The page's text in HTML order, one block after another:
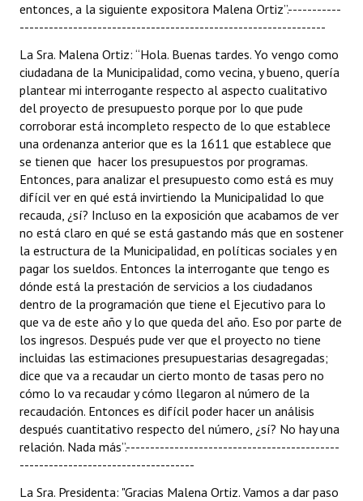
entonces, a la siguiente expositora Malena Ortiz”.-----------
---------------------------------------------------------------
La Sra. Malena Ortiz: “Hola. Buenas tardes. Yo vengo como
ciudadana de la Municipalidad, como vecina, y bueno, quería
plantear mi interrogante respecto al aspecto cualitativo
del proyecto de presupuesto porque por lo que pude
corroborar está incompleto respecto de lo que establece
una ordenanza anterior que es la 1611 que establece que
se tienen que hacer los presupuestos por programas.
Entonces, para analizar el presupuesto como está es muy
difícil ver en qué está invirtiendo la Municipalidad lo que
recauda, ¿sí? Incluso en la exposición que acabamos de ver
no está claro en qué se está gastando más que en sostener
la estructura de la Municipalidad, en políticas sociales y en
pagar los sueldos. Entonces la interrogante que tengo es
dónde está la prestación de servicios a los ciudadanos
dentro de la programación que tiene el Ejecutivo para lo
que va de este año y lo que queda del año. Eso por parte de
los ingresos. Después pude ver que el proyecto no tiene
incluidas las estimaciones presupuestarias desagregadas;
dice que va a recaudar un cierto monto de tasas pero no
cómo lo va recaudar y cómo llegaron al número de la
recaudación. Entonces es difícil poder hacer un análisis
después cuantitativo respecto del número, ¿sí? No hay una
relación. Nada más”.--------------------------------------------
------------------------------------
La Sra. Presidenta: "Gracias Malena Ortiz. Vamos a dar paso